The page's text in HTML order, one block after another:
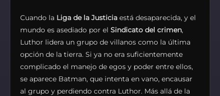
Cuando la Liga de la Justicia está desaparecida, y el
mundo es asediado por el Sindicato del crimen,
Luthor lidera un grupo de villanos como la última
opción de la tierra. Si ya no era suficientemente
complicado el manejo de egos y poder entre ellos,
se aparece Batman, que intenta en vano, encausar
al grupo y perdiendo contra Luthor. Más allá de la